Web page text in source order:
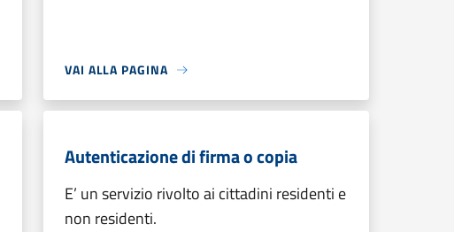
VAI ALLA PAGINA
Autenticazione di firma o copia
E’ un servizio rivolto ai cittadini residenti e
non residenti.